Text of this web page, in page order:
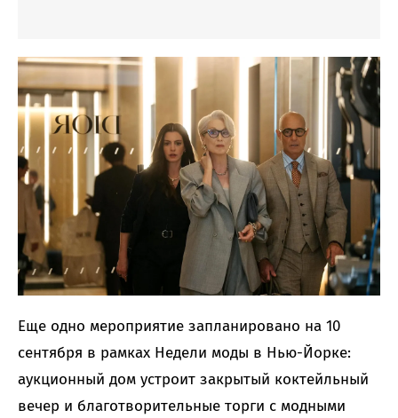
Еще одно мероприятие запланировано на 10
сентября в рамках Недели моды в Нью-Йорке:
аукционный дом устроит закрытый коктейльный
вечер и благотворительные торги с модными